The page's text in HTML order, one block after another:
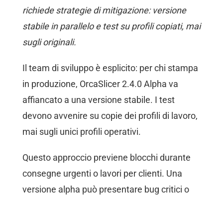
richiede strategie di mitigazione: versione
stabile in parallelo e test su profili copiati, mai
sugli originali.
Il team di sviluppo è esplicito: per chi stampa
in produzione, OrcaSlicer 2.4.0 Alpha va
affiancato a una versione stabile. I test
devono avvenire su copie dei profili di lavoro,
mai sugli unici profili operativi.
Questo approccio previene blocchi durante
consegne urgenti o lavori per clienti. Una
versione alpha può presentare bug critici o